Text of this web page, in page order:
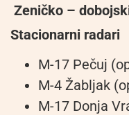
Zeničko –
Stacionarni radari
M-17 Pečuj
M-4 Žabljak
M-17 Donja